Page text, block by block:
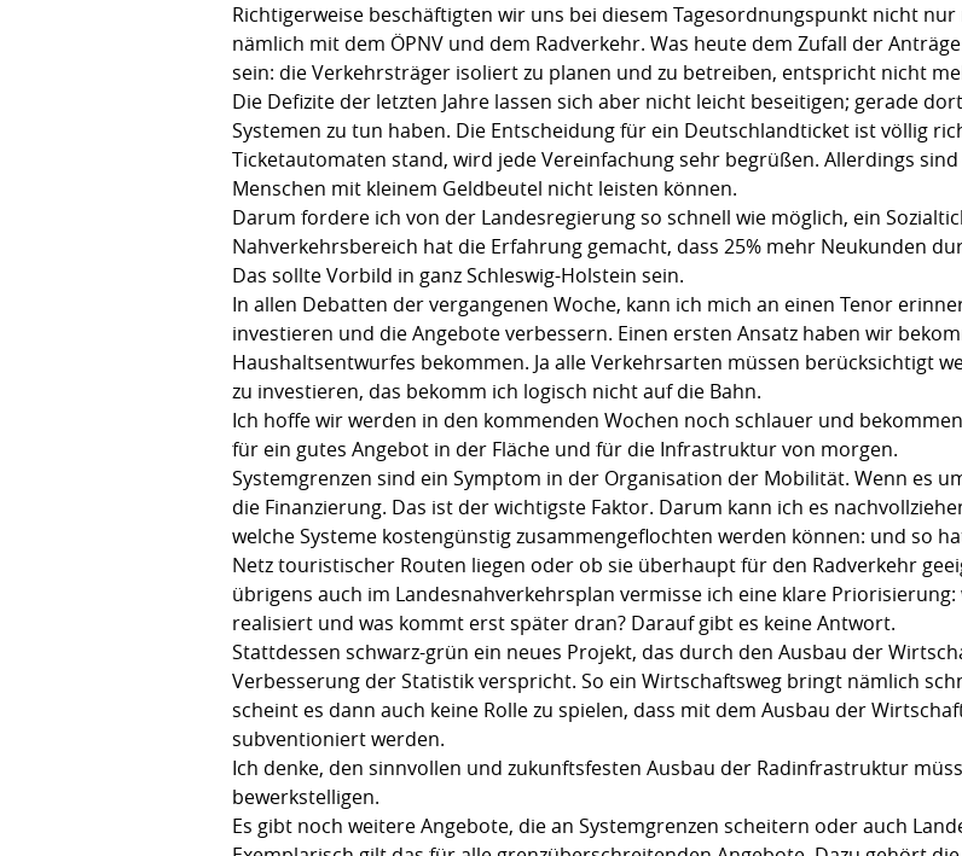
Richtigerweise beschäftigten wir uns bei diesem Tagesordnungspunkt nicht
nämlich mit dem ÖPNV und dem Radverkehr. Was heute dem Zufall der
sein: die Verkehrsträger isoliert zu planen und zu betreiben, entspricht nicht
Die Defizite der letzten Jahre lassen sich aber nicht leicht beseitigen; gerade
Systemen zu tun haben. Die Entscheidung für ein Deutschlandticket ist völlig
Ticketautomaten stand, wird jede Vereinfachung sehr begrüßen. Allerdings
Menschen mit kleinem Geldbeutel nicht leisten können.
Darum fordere ich von der Landesregierung so schnell wie möglich, ein
Nahverkehrsbereich hat die Erfahrung gemacht, dass 25% mehr Neukunden
Das sollte Vorbild in ganz Schleswig-Holstein sein.
In allen Debatten der vergangenen Woche, kann ich mich an einen Tenor
investieren und die Angebote verbessern. Einen ersten Ansatz haben wir
Haushaltsentwurfes bekommen. Ja alle Verkehrsarten müssen berücksichtigt
zu investieren, das bekomm ich logisch nicht auf die Bahn.
Ich hoffe wir werden in den kommenden Wochen noch schlauer und
für ein gutes Angebot in der Fläche und für die Infrastruktur von morgen.
Systemgrenzen sind ein Symptom in der Organisation der Mobilität. Wenn es
die Finanzierung. Das ist der wichtigste Faktor. Darum kann ich es
welche Systeme kostengünstig zusammengeflochten werden können: und so
Netz touristischer Routen liegen oder ob sie überhaupt für den Radverkehr
übrigens auch im Landesnahverkehrsplan vermisse ich eine klare
realisiert und was kommt erst später dran? Darauf gibt es keine Antwort.
Stattdessen schwarz-grün ein neues Projekt, das durch den Ausbau der
Verbesserung der Statistik verspricht. So ein Wirtschaftsweg bringt nämlich
scheint es dann auch keine Rolle zu spielen, dass mit dem Ausbau der
subventioniert werden.
Ich denke, den sinnvollen und zukunftsfesten Ausbau der Radinfrastruktur
bewerkstelligen.
Es gibt noch weitere Angebote, die an Systemgrenzen scheitern oder auch